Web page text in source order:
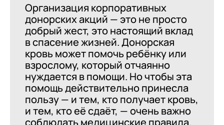
Организация корпоративных
донорских акций — это не просто
добрый жест, это настоящий вклад
в спасение жизней. Донорская
кровь может помочь ребёнку или
взрослому, который отчаянно
нуждается в помощи. Но чтобы эта
помощь действительно принесла
пользу — и тем, кто получает кровь,
и тем, кто её сдаёт, — очень важно
соблюдать медицинские правила.